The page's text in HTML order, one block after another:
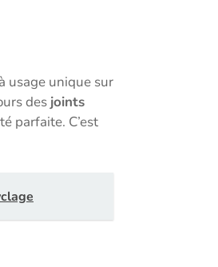
usage unique sur
des joints
parfaite. C’est